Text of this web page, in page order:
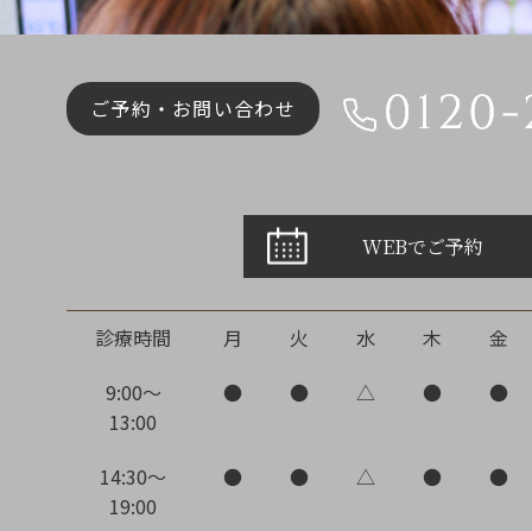
ご予約・お問い合わせ
WEBでご予約
診療時間 月 火 水 木
金
9:00～
13:00
● ● △ ● ●
14:30～
19:00
● ● △ ● ●